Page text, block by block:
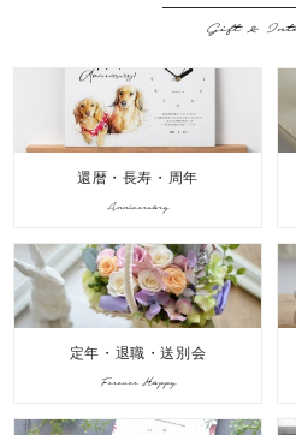
Gift &
還暦・長寿・周年
Anniversary
定年・退職・送別会
Forever Happy